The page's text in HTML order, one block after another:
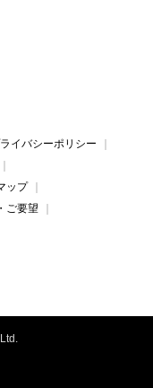
イバシーポリシー
ップ
ご要望